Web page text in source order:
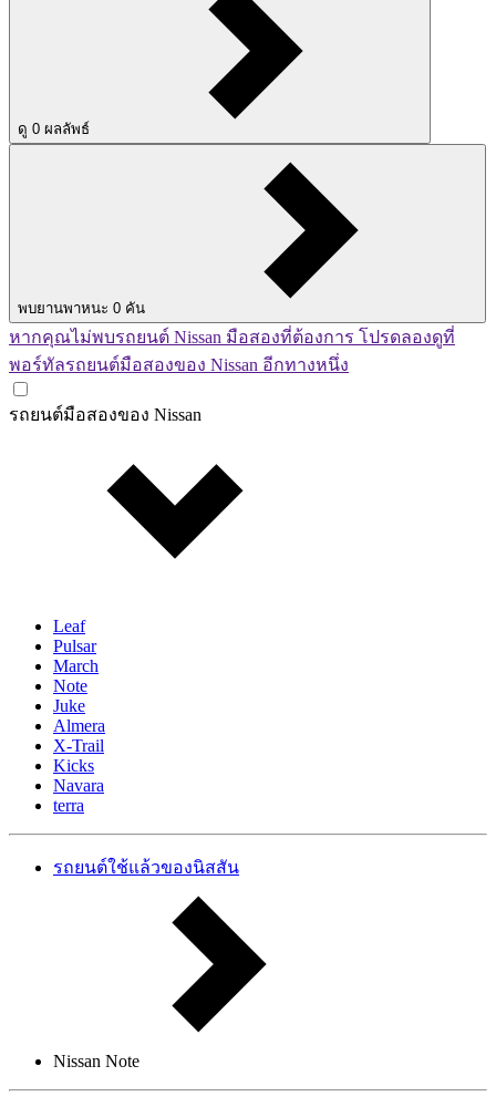
ดู 0 ผลลัพธ์
พบยานพาหนะ 0 คัน
หากคุณไม่พบรถยนต์ Nissan มือสองที่ต้องการ โปรดลองดูที่
พอร์ทัลรถยนต์มือสองของ Nissan อีกทางหนึ่ง
รถยนต์มือสองของ Nissan
Leaf
Pulsar
March
Note
Juke
Almera
X-Trail
Kicks
Navara
terra
รถยนต์ใช้แล้วของนิสสัน
Nissan Note